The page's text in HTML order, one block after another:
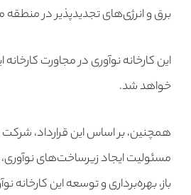
برق و انرژی‌های تجدیدپذیر در
این کارخانه نوآوری در مجاورت کارخانه
خواهد شد.
همچنین، بر اساس این قرارداد، شرکت
مسئولیت ایجاد زیرساخت‌های نوآوری،
باز، بهره‌برداری و توسعه این کارخانه